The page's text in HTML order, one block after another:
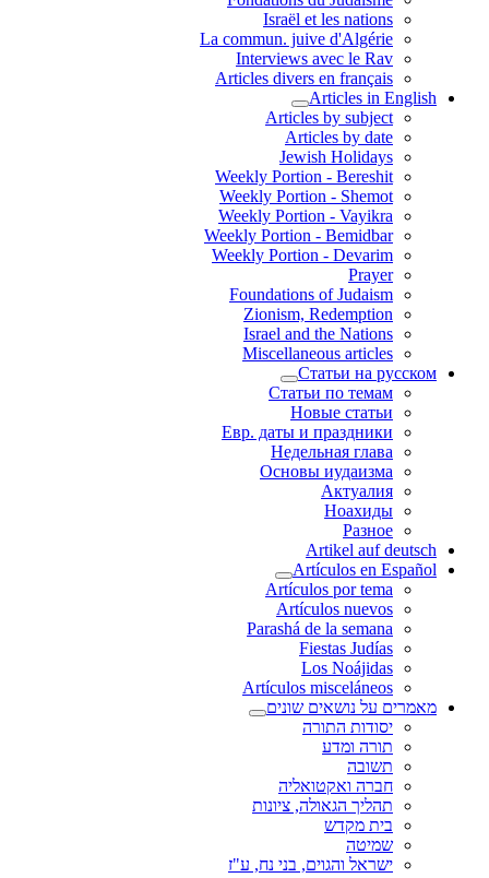
Israël et les nations
La commun. juive d'Algérie
Interviews avec le Rav
Articles divers en français
Articles in English
Articles by subject
Articles by date
Jewish Holidays
Weekly Portion - Bereshit
Weekly Portion - Shemot
Weekly Portion - Vayikra
Weekly Portion - Bemidbar
Weekly Portion - Devarim
Prayer
Foundations of Judaism
Zionism, Redemption
Israel and the Nations
Miscellaneous articles
Статьи на русском
Статьи по темам
Новые статьи
Евр. даты и праздники
Недельная глава
Основы иудаизма
Актуалия
Ноахиды
Разное
Artikel auf deutsch
Artículos en Español
Artículos por tema
Artículos nuevos
Parashá de la semana
Fiestas Judías
Los Noájidas
Artículos misceláneos
מאמרים על נושאים שונים
יסודות התורה
תורה ומדע
תשובה
חברה ואקטואליה
תהליך הגאולה, ציונות
בית מקדש
שמיטה
ישראל והגוים, בני נח, ע"ז